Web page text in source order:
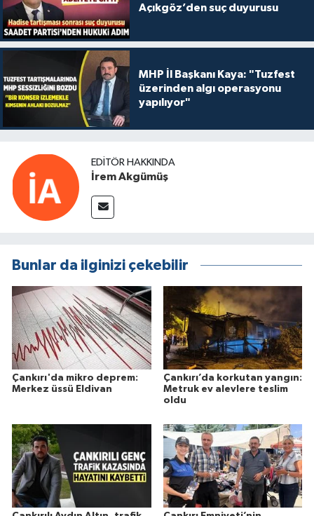
Açıkgöz’den suç duyurusu
MHP İl Başkanı Kaya: "Tuzfest
üzerinden algı operasyonu
yapılıyor"
EDITÖR HAKKINDA
İrem Akgümüş
Bunlar da ilginizi çekebilir
Çankırı'da mikro deprem:
Merkez üssü Eldivan
Çankırı’da korkutan yangın:
Metruk ev alevlere teslim
oldu